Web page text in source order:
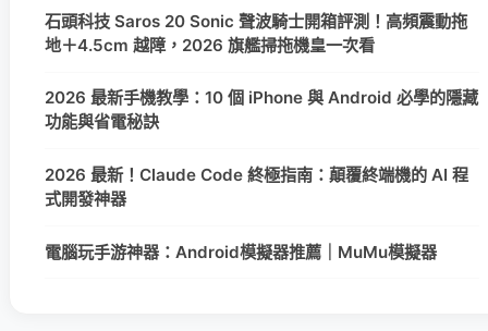
石頭科技 Saros 20 Sonic 聲波騎士開箱評測！高頻震動拖
地＋4.5cm 越障，2026 旗艦掃拖機皇一次看
2026 最新手機教學：10 個 iPhone 與 Android 必學的隱藏
功能與省電秘訣
2026 最新！Claude Code 終極指南：顛覆終端機的 AI 程
式開發神器
電腦玩手游神器：Android模擬器推薦｜MuMu模擬器